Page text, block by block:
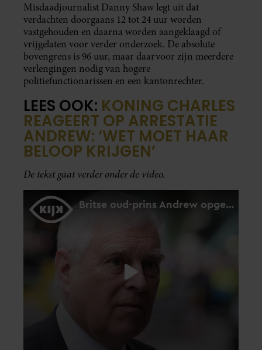
Misdaadjournalist Danny Shaw legt uit dat
verdachten doorgaans 12 tot 24 uur worden
vastgehouden en daarna worden aangeklaagd of
vrijgelaten voor verder onderzoek. De absolute
bovengrens is 96 uur, maar daarvoor zijn meerdere
verlengingen nodig van hogere
politiefunctionarissen en een kantonrechter.
LEES OOK: KONING CHARLES
REAGEERT OP ARRESTATIE
ANDREW: ‘WET MOET HAAR
BELOOP KRIJGEN’
De tekst gaat verder onder de video.